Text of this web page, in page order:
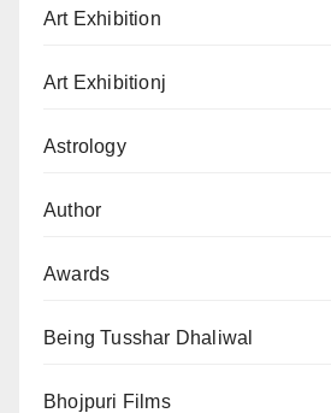
Art Exhibition
Art Exhibitionj
Astrology
Author
Awards
Being Tusshar Dhaliwal
Bhojpuri Films